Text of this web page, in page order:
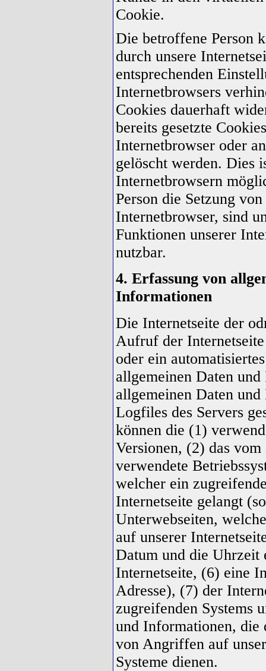
Cookie.
Die betroffene Person
durch unsere
entsprechenden
Internetbrowsers
Cookies dauerhaft
bereits gesetzte
Internetbrowser oder
gelöscht werden. Dies
Internetbrowsern
Person die Setzung
Internetbrowser, sind
Funktionen unserer
nutzbar.
4. Erfassung von
Informationen
Die Internetseite der
Aufruf der
oder ein
allgemeinen Daten
allgemeinen Daten
Logfiles des Servers
können die (1)
Versionen, (2) das
verwendete
welcher ein
Internetseite gelangt
Unterwebseiten,
auf unserer
Datum und die
Internetseite, (6) eine
Adresse), (7) der
zugreifenden Systems
und Informationen, die
von Angriffen auf
Systeme dienen.